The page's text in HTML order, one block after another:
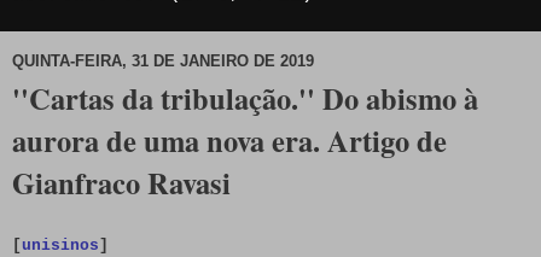
QUINTA-FEIRA, 31 DE JANEIRO DE 2019
''Cartas da tribulação.'' Do abismo à
aurora de uma nova era. Artigo de
Gianfraco Ravasi
[ unisinos ]